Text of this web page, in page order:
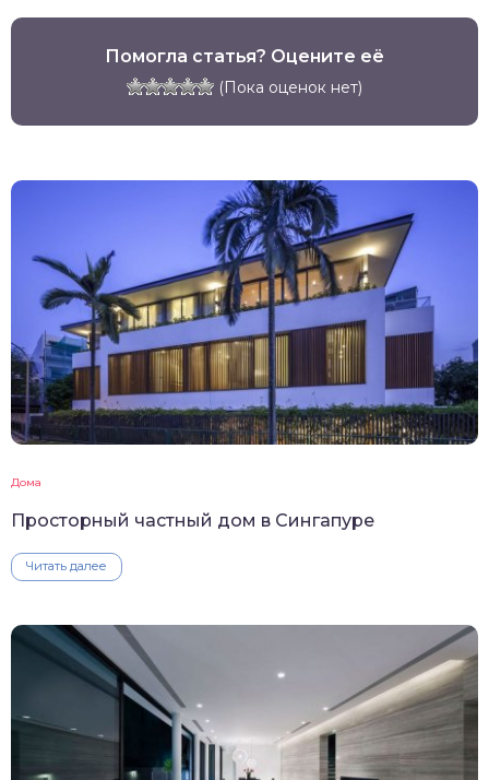
Помогла статья? Оцените её
(Пока оценок нет)
Дома
Просторный частный дом в Сингапуре
Читать далее